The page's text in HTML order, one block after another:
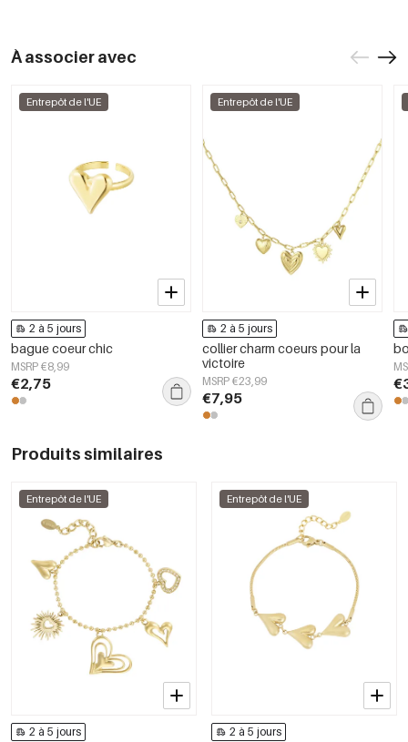
À associer avec
Entrepôt de l'UE
2 à 5 jours
bague coeur chic
MSRP €8,99
€2,75
Entrepôt de l'UE
2 à 5 jours
collier charm coeurs pour la
victoire
MSRP €23,99
€7,95
Produits similaires
Entrepôt de l'UE
2 à 5 jours
Entrepôt de l'UE
2 à 5 jours